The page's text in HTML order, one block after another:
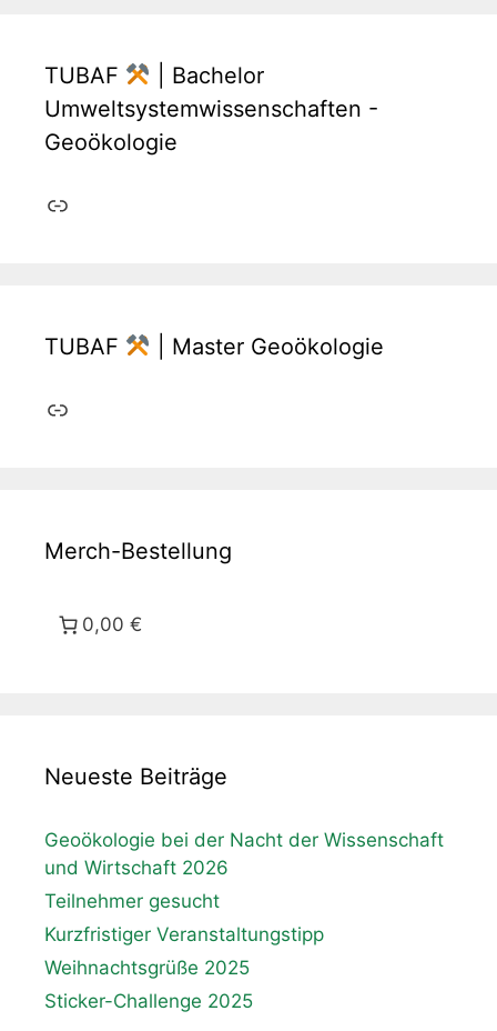
TUBAF
| Bachelor
Umweltsystemwissenschaften -
Geoökologie
Link
TUBAF | Master Geoökologie
Link
Merch-Bestellung
0,00 €
Neueste Beiträge
Geoökologie bei der Nacht der Wissenschaft
und Wirtschaft 2026
Teilnehmer gesucht
Kurzfristiger Veranstaltungstipp
Weihnachtsgrüße 2025
Sticker-Challenge 2025